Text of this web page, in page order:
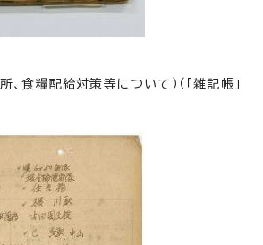
食糧配給対策等について）（「雑記帳」